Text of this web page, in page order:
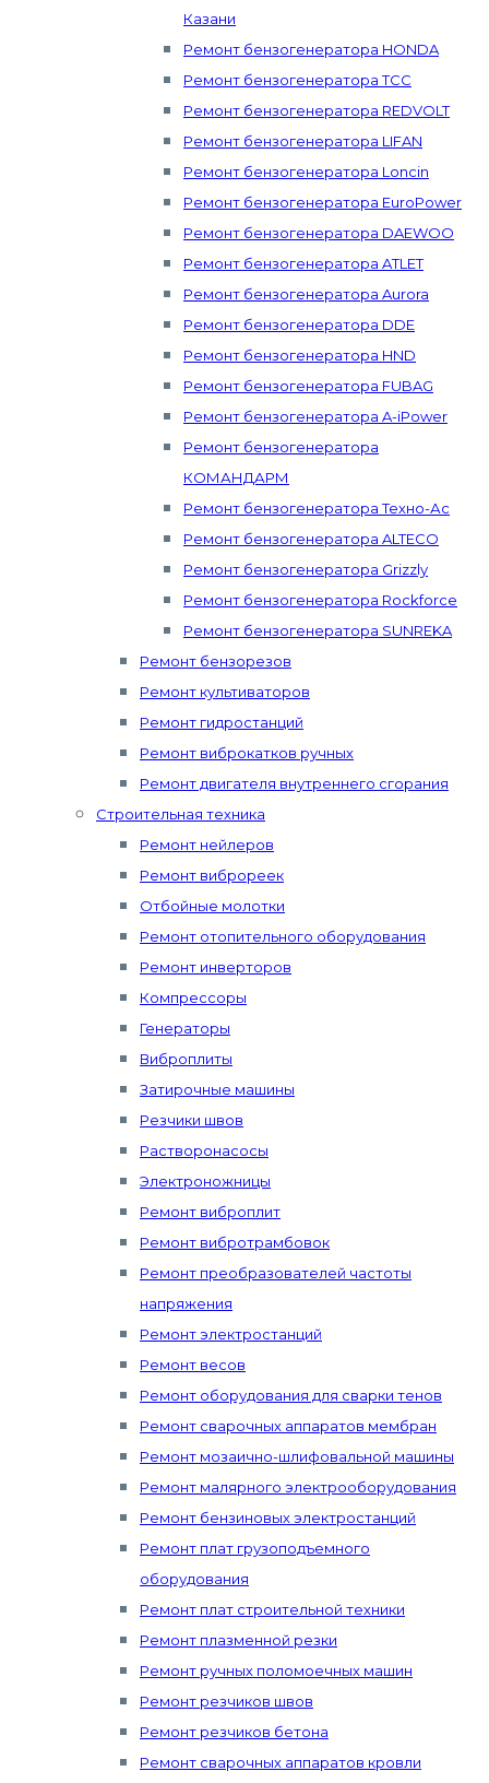
Казани
Ремонт бензогенератора HONDA
Ремонт бензогенератора ТСС
Ремонт бензогенератора REDVOLT
Ремонт бензогенератора LIFAN
Ремонт бензогенератора Loncin
Ремонт бензогенератора EuroPower
Ремонт бензогенератора DAEWOO
Ремонт бензогенератора ATLET
Ремонт бензогенератора Aurora
Ремонт бензогенератора DDE
Ремонт бензогенератора HND
Ремонт бензогенератора FUBAG
Ремонт бензогенератора A-iPower
Ремонт бензогенератора
КОМАНДАРМ
Ремонт бензогенератора Техно-Ас
Ремонт бензогенератора ALTECO
Ремонт бензогенератора Grizzly
Ремонт бензогенератора Rockforce
Ремонт бензогенератора SUNREKA
Ремонт бензорезов
Ремонт культиваторов
Ремонт гидростанций
Ремонт виброкатков ручных
Ремонт двигателя внутреннего сгорания
Строительная техника
Ремонт нейлеров
Ремонт виброреек
Отбойные молотки
Ремонт отопительного оборудования
Ремонт инверторов
Компрессоры
Генераторы
Виброплиты
Затирочные машины
Резчики швов
Растворонасосы
Электроножницы
Ремонт виброплит
Ремонт вибротрамбовок
Ремонт преобразователей частоты
напряжения
Ремонт электростанций
Ремонт весов
Ремонт оборудования для сварки тенов
Ремонт сварочных аппаратов мембран
Ремонт мозаично-шлифовальной машины
Ремонт малярного электрооборудования
Ремонт бензиновых электростанций
Ремонт плат грузоподъемного
оборудования
Ремонт плат строительной техники
Ремонт плазменной резки
Ремонт ручных поломоечных машин
Ремонт резчиков швов
Ремонт резчиков бетона
Ремонт сварочных аппаратов кровли